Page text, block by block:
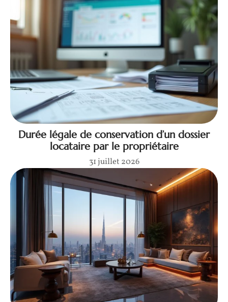
Durée légale de conservation d’un dossier
locataire par le propriétaire
31 juillet 2026